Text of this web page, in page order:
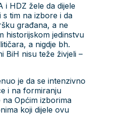
i HDZ žele da dijele
tim na izbore i da
građana, a ne
historijskom jedinstvu
a nigdje bh.
BiH nisu teže živjeli –
je da se intenzivno
i na formiranju
Općim izborima
koji dijele ovu